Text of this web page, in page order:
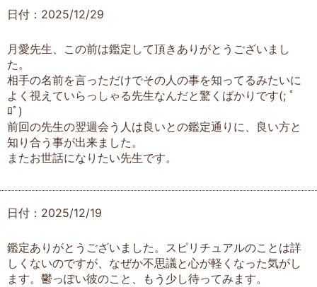
日付：2025/12/29
月愛先生、この前は鑑定して頂きありがとうございまし
た。
相手の名前を言っただけでその人の事を知ってるみたいに
よく視えていらっしゃる先生なんだと驚くばかりです(; ﾟ
ﾛﾟ)
前回の先生の翌週会う人は良いとの鑑定通りに、良い方と
知り合う事が出来ました。
またお世話になりたい先生です。
日付：2025/12/19
鑑定ありがとうございました。スピリチュアルのことは詳
しくないのですが、なぜか不思議と心が軽くなった気がし
ます。鬱っぽい彼のこと、もう少し待ってみます。